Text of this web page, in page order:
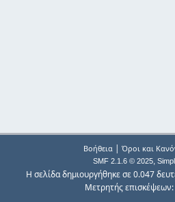
Βοήθεια| Όροι και
SMF 2.1.6 © 2025,
Η σελίδα δημιουργήθηκε σε 0.047
Μετρητής επισκέψεων: